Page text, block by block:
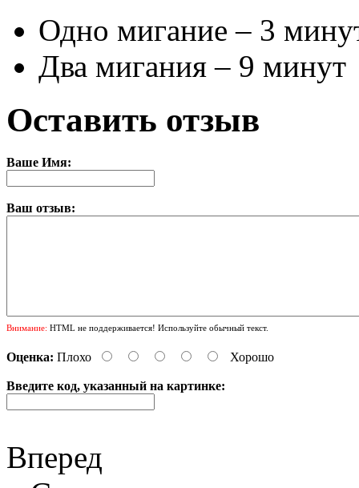
Одно мигание – 3
Два мигания – 9 минут
Оставить отзыв
Ваше Имя:
Ваш отзыв:
Внимание: HTML не поддерживается! Используйте обычный текст.
Оценка: Плохо Хорошо
Введите код, указанный на картинке:
Вперед